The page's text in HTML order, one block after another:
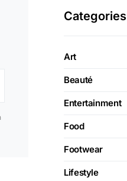
Categories
Art
Beauté
Entertainment
Food
Footwear
Lifestyle